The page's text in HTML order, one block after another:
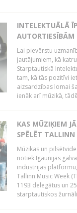
INTELEKTUĀLĀ
Lai pievērstu
jautājumiem, kā
Starptautiskā
tam, kā tās pozitīvi
aizsardzības lomai
ienāk arī mūzikā,
KAS MŪZIĶIEM
SPĒLĒT TALLINN
Mūzikas un
notiek Igaunijas
industrijas
Tallinn Music Week
1193 delegātus un
starptautiskos